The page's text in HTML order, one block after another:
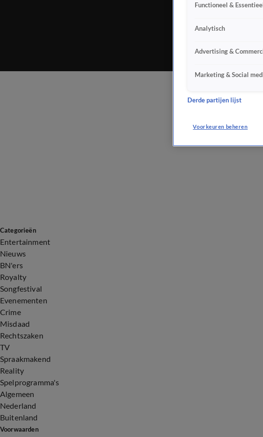
Categorieën
Entertainment
Nieuws
BN'ers
Royalty
Songfestival
Evenementen
Crime
Misdaad
Rechtszaken
TV
Spraakmakend
Reality
Spelprogramma's
Algemeen
Nederland
Buitenland
Voorwaarden
Functioneel & Essentieel
Analytisch
Advertising &
Marketing & Social
Derde partijen lijst
Voorkeuren beheren